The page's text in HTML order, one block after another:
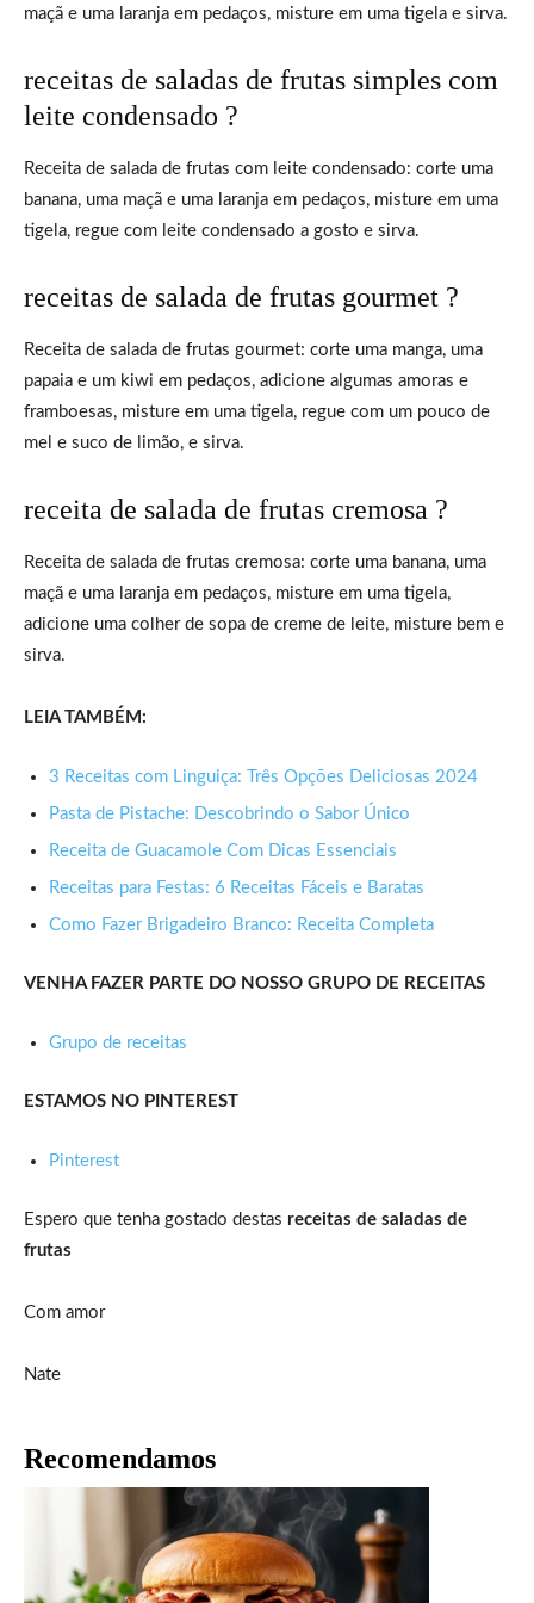
maçã e uma laranja em pedaços, misture em uma tigela e sirva.
receitas de saladas de frutas simples com
leite condensado ?
Receita de salada de frutas com leite condensado: corte uma
banana, uma maçã e uma laranja em pedaços, misture em uma
tigela, regue com leite condensado a gosto e sirva.
receitas de salada de frutas gourmet ?
Receita de salada de frutas gourmet: corte uma manga, uma
papaia e um kiwi em pedaços, adicione algumas amoras e
framboesas, misture em uma tigela, regue com um pouco de
mel e suco de limão, e sirva.
receita de salada de frutas cremosa ?
Receita de salada de frutas cremosa: corte uma banana, uma
maçã e uma laranja em pedaços, misture em uma tigela,
adicione uma colher de sopa de creme de leite, misture bem e
sirva.
LEIA TAMBÉM:
3 Receitas com Linguiça: Três Opções Deliciosas 2024
Pasta de Pistache: Descobrindo o Sabor Único
Receita de Guacamole Com Dicas Essenciais
Receitas para Festas: 6 Receitas Fáceis e Baratas
Como Fazer Brigadeiro Branco: Receita Completa
VENHA FAZER PARTE DO NOSSO GRUPO DE RECEITAS
Grupo de receitas
ESTAMOS NO PINTEREST
Pinterest
Espero que tenha gostado destas receitas de saladas de
frutas
Com amor
Nate
Recomendamos